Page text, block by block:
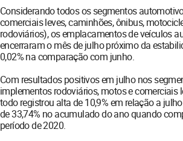
Considerando todos os segmentos
comerciais leves, caminhões, ônibus,
rodoviários), os emplacamentos de veículos
encerraram o mês de julho próximo da
0,02% na comparação com junho.
Com resultados positivos em julho nos
implementos rodoviários, motos e comerciais
todo registrou alta de 10,9% em relação a
de 33,74% no acumulado do ano quando
período de 2020.